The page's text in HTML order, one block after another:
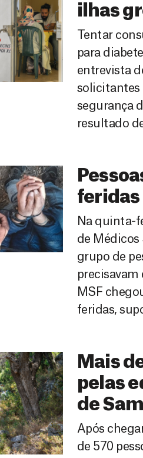
ilhas
Tentar
para
entrevista
solicitantes
segurança
resultado
feridas
Na quinta-
de Médicos
grupo de
MSF
feridas,
Mais
pelas
de
Após
de 570